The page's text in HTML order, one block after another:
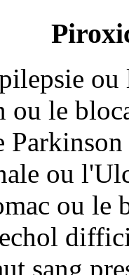
ou
ou le
ou
ou le
sang